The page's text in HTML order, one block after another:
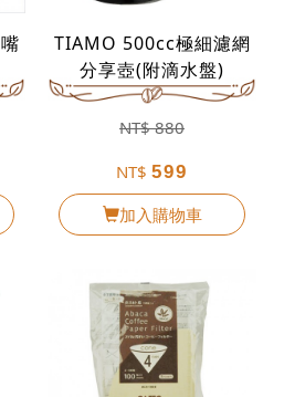
TIAMO 500cc極細濾網
分享壺(附滴水盤)
NT$880
NT$ 599
加入購物車